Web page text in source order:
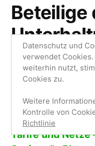
Beteilige
3 Kommentare
Pingback:
Tweets die
Tarife und Netze
Datenschutz und
verwendet
weiterhin nutzt,
Cookies zu.
Weitere
Kontrolle von
Richtlinie